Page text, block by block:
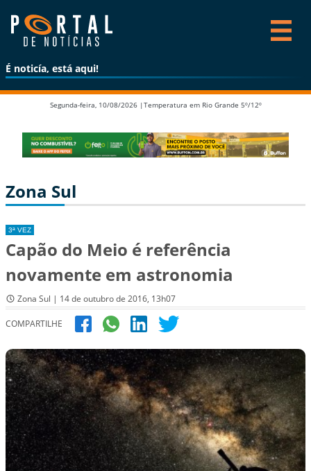
É noticía, está aqui!
Segunda-feira, 10/08/2026 | Temperatura em Rio Grande 5º/12º
Zona Sul
3ª VEZ
Capão do Meio é referência
novamente em astronomia
Zona Sul | 14 de outubro de 2016, 13h07
COMPARTILHE